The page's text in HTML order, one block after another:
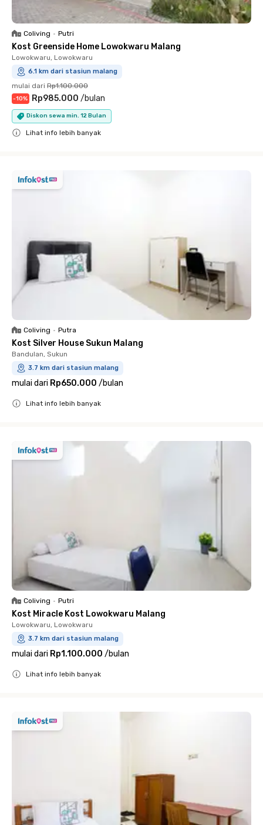
Coliving • Putri
Kost Greenside Home Lowokwaru Malang
Lowokwaru, Lowokwaru
6.1 km dari stasiun malang
mulai dari Rp1.100.000
-10% Rp985.000 /bulan
Diskon sewa min. 12 Bulan
Lihat info lebih banyak
Coliving • Putra
Kost Silver House Sukun Malang
Bandulan, Sukun
3.7 km dari stasiun malang
mulai dari Rp650.000 /bulan
Lihat info lebih banyak
Coliving • Putri
Kost Miracle Kost Lowokwaru Malang
Lowokwaru, Lowokwaru
3.7 km dari stasiun malang
mulai dari Rp1.100.000 /bulan
Lihat info lebih banyak